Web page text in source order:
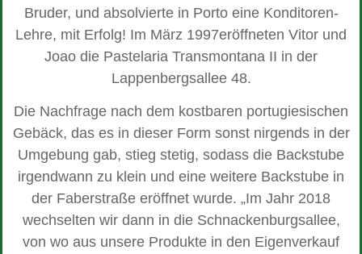
Bruder, und absolvierte in Porto eine Konditoren-
Lehre, mit Erfolg! Im März 1997eröffneten Vitor und
Joao die Pastelaria Transmontana II in der
Lappenbergsallee 48.
Die Nachfrage nach dem kostbaren portugiesischen
Gebäck, das es in dieser Form sonst nirgends in der
Umgebung gab, stieg stetig, sodass die Backstube
irgendwann zu klein und eine weitere Backstube in
der Faberstraße eröffnet wurde. „Im Jahr 2018
wechselten wir dann in die Schnackenburgsallee,
von wo aus unsere Produkte in den Eigenverkauf